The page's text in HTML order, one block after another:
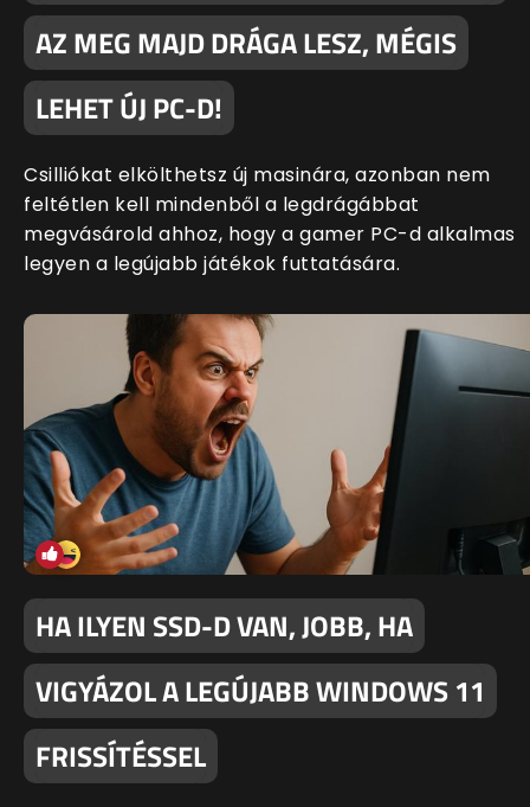
AZ MEG MAJD DRÁGA LESZ, MÉGIS
LEHET ÚJ PC-D!
Csilliókat elkölthetsz új masinára, azonban nem
feltétlen kell mindenből a legdrágábbat
megvásárold ahhoz, hogy a gamer PC-d alkalmas
legyen a legújabb játékok futtatására.
HA ILYEN SSD-D VAN, JOBB, HA
VIGYÁZOL A LEGÚJABB WINDOWS 11
FRISSÍTÉSSEL